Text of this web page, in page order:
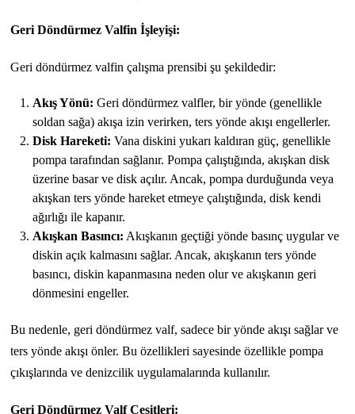
Geri Döndürmez Valfin İşleyişi:
Geri döndürmez valfin çalışma prensibi şu şekildedir:
Akış Yönü: Geri döndürmez valfler, bir yönde (genellikle
soldan sağa) akışa izin verirken, ters yönde akışı engellerler.
Disk Hareketi: Vana diskini yukarı kaldıran güç, genellikle
pompa tarafından sağlanır. Pompa çalıştığında, akışkan disk
üzerine basar ve disk açılır. Ancak, pompa durduğunda veya
akışkan ters yönde hareket etmeye çalıştığında, disk kendi
ağırlığı ile kapanır.
Akışkan Basıncı: Akışkanın geçtiği yönde basınç uygular ve
diskin açık kalmasını sağlar. Ancak, akışkanın ters yönde
basıncı, diskin kapanmasına neden olur ve akışkanın geri
dönmesini engeller.
Bu nedenle, geri döndürmez valf, sadece bir yönde akışı sağlar ve
ters yönde akışı önler. Bu özellikleri sayesinde özellikle pompa
çıkışlarında ve denizcilik uygulamalarında kullanılır.
Geri Döndürmez Valf Çeşitleri: